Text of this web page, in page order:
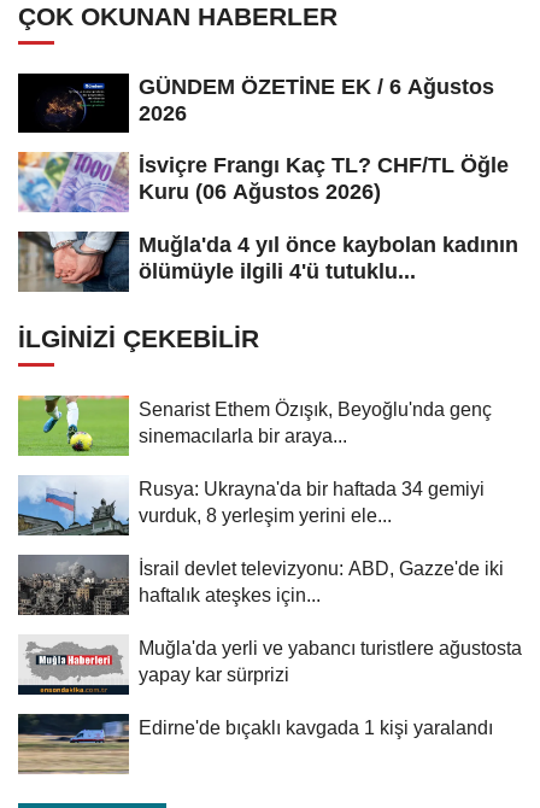
ÇOK OKUNAN HABERLER
GÜNDEM ÖZETİNE EK / 6 Ağustos
2026
İsviçre Frangı Kaç TL? CHF/TL Öğle
Kuru (06 Ağustos 2026)
Muğla'da 4 yıl önce kaybolan kadının
ölümüyle ilgili 4'ü tutuklu...
İLGINIZI ÇEKEBILIR
Senarist Ethem Özışık, Beyoğlu'nda genç
sinemacılarla bir araya...
Rusya: Ukrayna'da bir haftada 34 gemiyi
vurduk, 8 yerleşim yerini ele...
İsrail devlet televizyonu: ABD, Gazze'de iki
haftalık ateşkes için...
Muğla'da yerli ve yabancı turistlere ağustosta
yapay kar sürprizi
Edirne'de bıçaklı kavgada 1 kişi yaralandı